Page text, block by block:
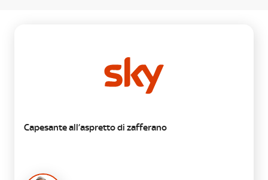
Capesante all’aspretto di zafferano